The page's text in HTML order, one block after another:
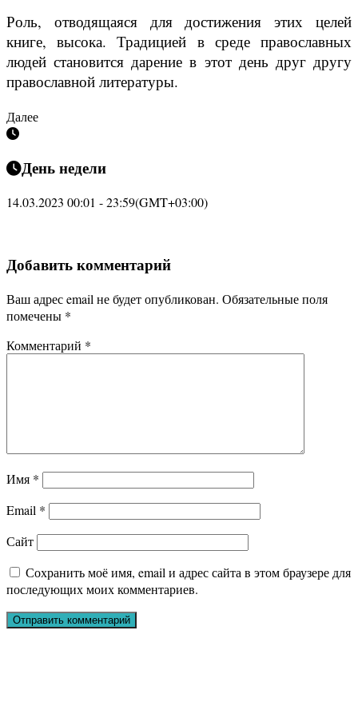
Роль, отводящаяся для достижения этих целей
книге, высока. Традицией в среде православных
людей становится дарение в этот день друг другу
православной литературы.
Далее
День недели
14.03.2023 00:01 - 23:59(GMT+03:00)
Добавить комментарий
Ваш адрес email не будет опубликован. Обязательные поля
помечены *
Комментарий *
Имя *
Email *
Сайт
Сохранить моё имя, email и адрес сайта в этом браузере для
последующих моих комментариев.